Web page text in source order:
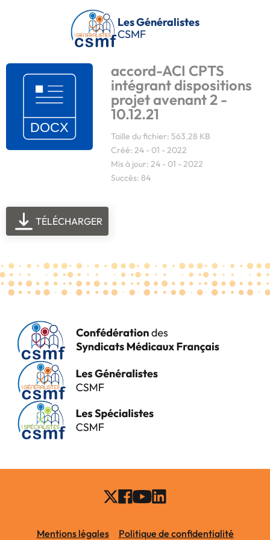
Passer au contenu principal
Les Généralistes
CSMF
accord-ACI CPTS
intégrant dispositions
projet avenant 2 -
10.12.21
Taille du fichier: 563.28 KB
Créé: 24 - 01 - 2022
Mis à jour: 24 - 01 - 2022
Succès: 84
TÉLÉCHARGER
Mentions légales Politique de confidentialité